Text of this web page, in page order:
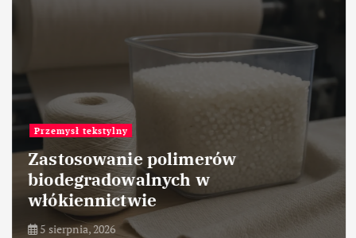
Przemysł tekstylny
Zastosowanie polimerów
biodegradowalnych w
włókiennictwie
5 sierpnia, 2026